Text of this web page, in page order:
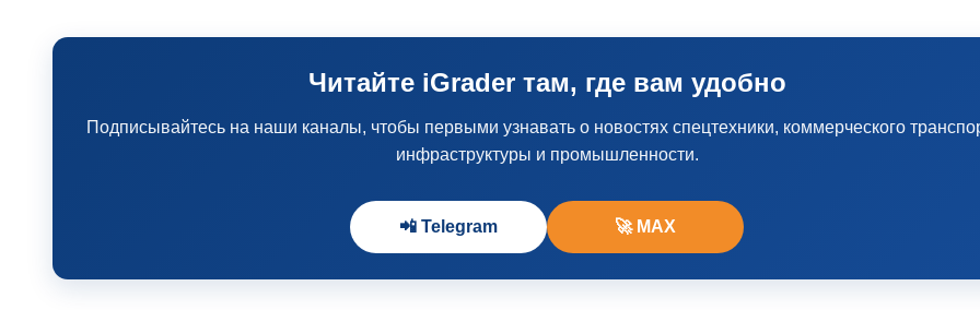
Читайте iGrader там, где вам удобно
Подписывайтесь на наши каналы, чтобы первыми узнавать о новостях спецтехники, коммерческого
инфраструктуры и промышленности.
📲 Telegram 🚀 MAX